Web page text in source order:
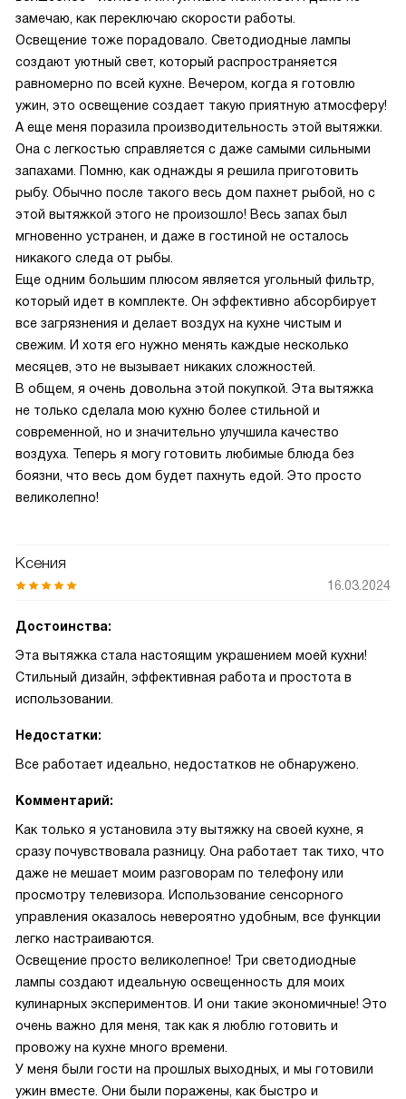
замечаю, как переключаю скорости работы.
Освещение тоже порадовало. Светодиодные лампы
создают уютный свет, который распространяется
равномерно по всей кухне. Вечером, когда я готовлю
ужин, это освещение создает такую приятную атмосферу!
А еще меня поразила производительность этой вытяжки.
Она с легкостью справляется с даже самыми сильными
запахами. Помню, как однажды я решила приготовить
рыбу. Обычно после такого весь дом пахнет рыбой, но с
этой вытяжкой этого не произошло! Весь запах был
мгновенно устранен, и даже в гостиной не осталось
никакого следа от рыбы.
Еще одним большим плюсом является угольный фильтр,
который идет в комплекте. Он эффективно абсорбирует
все загрязнения и делает воздух на кухне чистым и
свежим. И хотя его нужно менять каждые несколько
месяцев, это не вызывает никаких сложностей.
В общем, я очень довольна этой покупкой. Эта вытяжка
не только сделала мою кухню более стильной и
современной, но и значительно улучшила качество
воздуха. Теперь я могу готовить любимые блюда без
боязни, что весь дом будет пахнуть едой. Это просто
великолепно!
Ксения
16.03.2024
Достоинства:
Эта вытяжка стала настоящим украшением моей кухни!
Стильный дизайн, эффективная работа и простота в
использовании.
Недостатки:
Все работает идеально, недостатков не обнаружено.
Комментарий:
Как только я установила эту вытяжку на своей кухне, я
сразу почувствовала разницу. Она работает так тихо, что
даже не мешает моим разговорам по телефону или
просмотру телевизора. Использование сенсорного
управления оказалось невероятно удобным, все функции
легко настраиваются.
Освещение просто великолепное! Три светодиодные
лампы создают идеальную освещенность для моих
кулинарных экспериментов. И они такие экономичные! Это
очень важно для меня, так как я люблю готовить и
провожу на кухне много времени.
У меня были гости на прошлых выходных, и мы готовили
ужин вместе. Они были поражены, как быстро и